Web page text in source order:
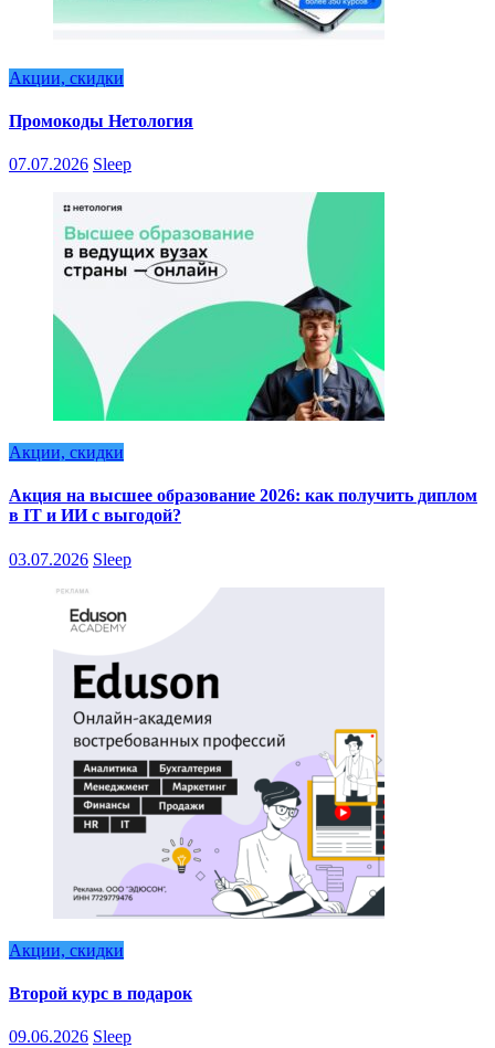
Акции, скидки
Промокоды Нетология
07.07.2026 Sleep
Акции, скидки
Акция на высшее образование 2026: как получить диплом
в IT и ИИ с выгодой?
03.07.2026 Sleep
Акции, скидки
Второй курс в подарок
09.06.2026 Sleep